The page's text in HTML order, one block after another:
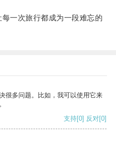
一次旅行都成为一段难忘的
很多问题。比如，我可以使用它来
支持[0] 反对[0]